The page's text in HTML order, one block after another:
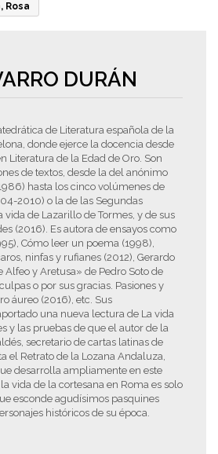
Rosa
DURÁN
de Literatura española de la
donde ejerce la docencia desde
Literatura de la Edad de Oro. Son
de textos, desde la del anónimo
hasta los cinco volúmenes de
2010) o la de las Segundas
vida de Lazarillo de Tormes, y de sus
(2016). Es autora de ensayos como
Cómo leer un poema (1998),
ninfas y rufianes (2012), Gerardo
Alfeo y Aretusa» de Pedro Soto de
o por sus gracias. Pasiones y
áureo (2016), etc. Sus
una nueva lectura de La vida
y las pruebas de que el autor de la
secretario de cartas latinas de
el Retrato de la Lozana Andaluza,
desarrolla ampliamente en este
vida de la cortesana en Roma es solo
esconde agudísimos pasquines
históricos de su época.